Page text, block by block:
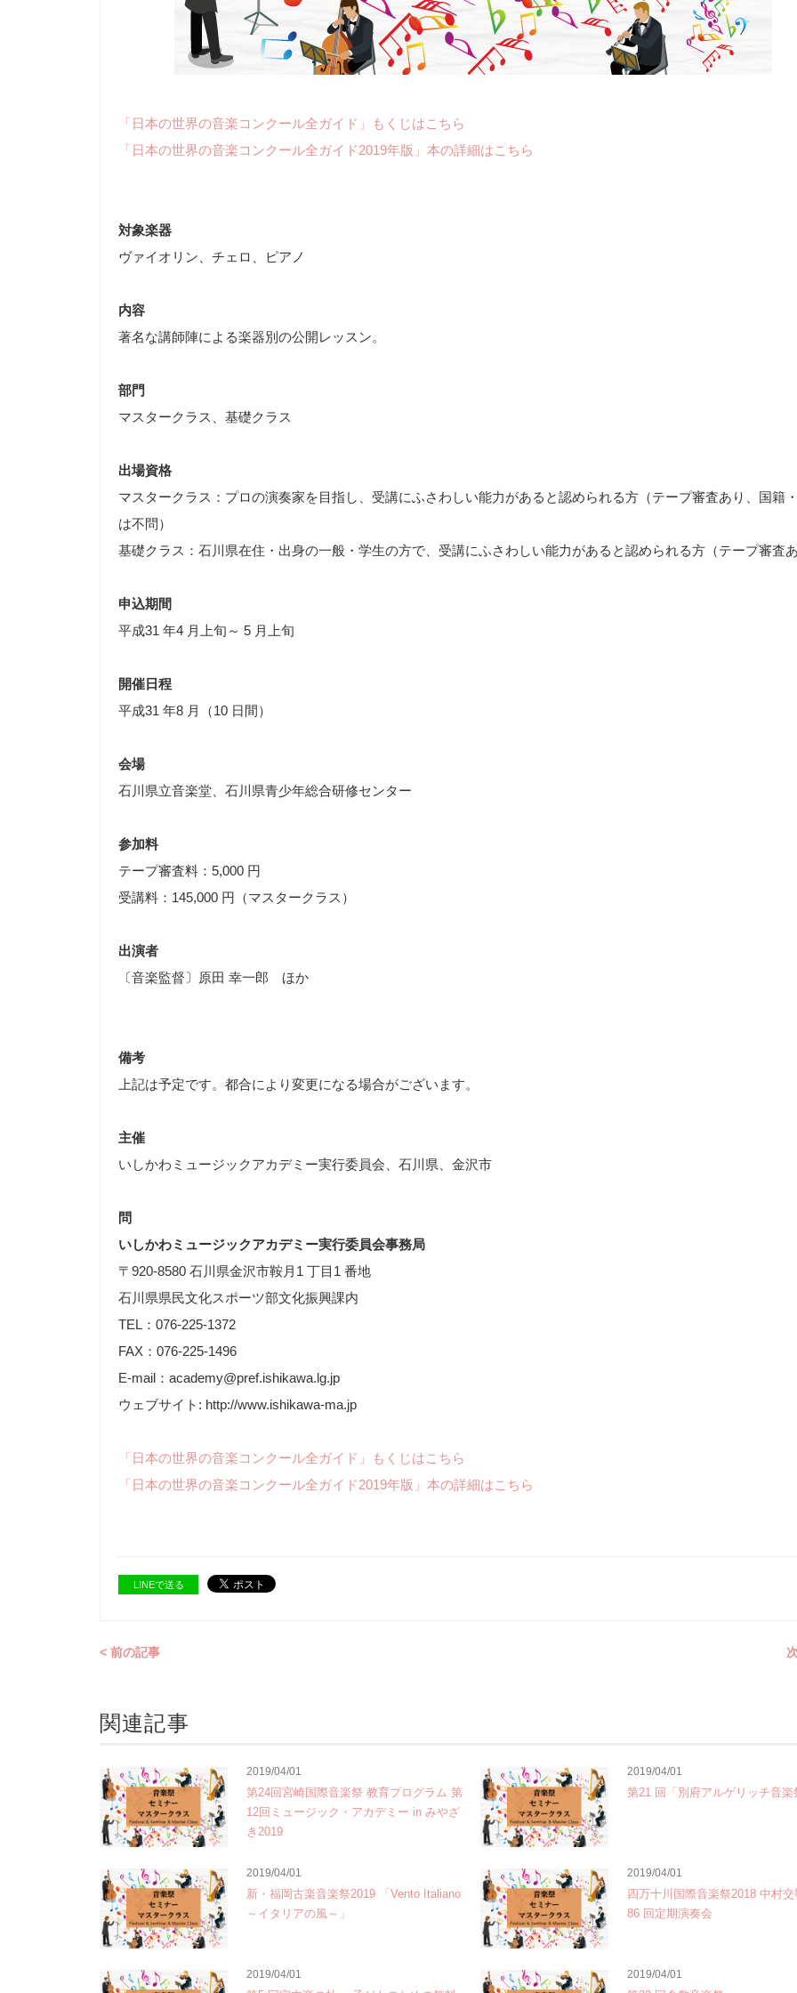
「日本の世界の音楽コンクール全ガイド」もくじはこちら
「日本の世界の音楽コンクール全ガイド2019年版」本の詳細はこちら
対象楽器
ヴァイオリン、チェロ、ピアノ
内容
著名な講師陣による楽器別の公開レッスン。
部門
マスタークラス、基礎クラス
出場資格
マスタークラス：プロの演奏家を目指し、受講にふさわしい能力があると認められる方（テープ審査あり、国籍
は不問）
基礎クラス：石川県在住・出身の一般・学生の方で、受講にふさわしい能力があると認められる方（テープ審査あ
申込期間
平成31 年4 月上旬～ 5 月上旬
開催日程
平成31 年8 月（10 日間）
会場
石川県立音楽堂、石川県青少年総合研修センター
参加料
テープ審査料：5,000 円
受講料：145,000 円（マスタークラス）
出演者
〔音楽監督〕原田 幸一郎 ほか
備考
上記は予定です。都合により変更になる場合がございます。
主催
いしかわミュージックアカデミー実行委員会、石川県、金沢市
問
いしかわミュージックアカデミー実行委員会事務局
〒920-8580 石川県金沢市鞍月1 丁目1 番地
石川県県民文化スポーツ部文化振興課内
TEL：076-225-1372
FAX：076-225-1496
E-mail：academy@pref.ishikawa.lg.jp
ウェブサイト: http://www.ishikawa-ma.jp
「日本の世界の音楽コンクール全ガイド」もくじはこちら
「日本の世界の音楽コンクール全ガイド2019年版」本の詳細はこちら
LINEで送る
< 前の記事
関連記事
2019/04/01
第24回宮崎国際音楽祭 教育プログラム 第
12回ミュージック・アカデミー in みやざ
き2019
2019/04/01
第21 回「別府アルゲリッチ音楽
2019/04/01
新・福岡古楽音楽祭2019 「Vento Italiano
～イタリアの風～」
2019/04/01
四万十川国際音楽祭2018 中村
86 回定期演奏会
2019/04/01 2019/04/01